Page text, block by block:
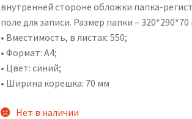
внутренней стороне обложки папка-
поле для записи. Размер папки – 320*290*70
• Вместимость, в листах: 550;
• Формат: А4;
• Цвет: синий;
• Ширина корешка: 70 мм
Нет в наличии